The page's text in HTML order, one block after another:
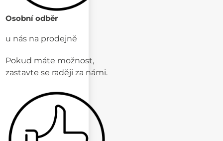
Osobní odběr
u nás na prodejně
Pokud máte možnost,
zastavte se raději za námi.